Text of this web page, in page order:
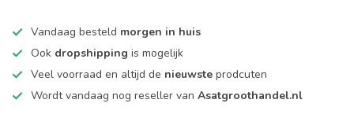
Vandaag besteld morgen in huis
Ook dropshipping is mogelijk
Veel voorraad en altijd de nieuwste prodcuten
Wordt vandaag nog reseller van Asatgroothandel.nl